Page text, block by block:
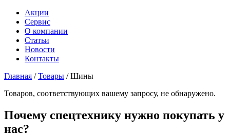
Акции
Сервис
О компании
Статьи
Новости
Контакты
Главная /Товары /Шины
Товаров, соответствующих вашему запросу, не обнаружено.
Почему спецтехнику нужно покупать у
нас?